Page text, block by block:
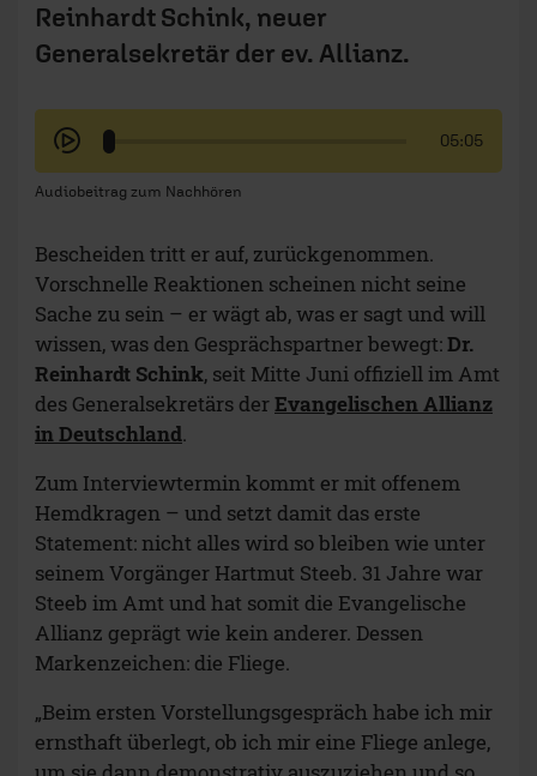
Reinhardt Schink, neuer
Generalsekretär der ev. Allianz.
05:05
Audiobeitrag zum Nachhören
Bescheiden tritt er auf, zurückgenommen.
Vorschnelle Reaktionen scheinen nicht seine
Sache zu sein – er wägt ab, was er sagt und will
wissen, was den Gesprächspartner bewegt:Dr.
Reinhardt Schink, seit Mitte Juni offiziell im Amt
des Generalsekretärs derEvangelischen Allianz
in Deutschland.
Zum Interviewtermin kommt er mit offenem
Hemdkragen – und setzt damit das erste
Statement: nicht alles wird so bleiben wie unter
seinem Vorgänger Hartmut Steeb. 31 Jahre war
Steeb im Amt und hat somit die Evangelische
Allianz geprägt wie kein anderer. Dessen
Markenzeichen: die Fliege.
„Beim ersten Vorstellungsgespräch habe ich mir
ernsthaft überlegt, ob ich mir eine Fliege anlege,